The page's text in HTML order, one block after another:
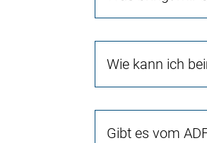
Wie kann ich
Gibt es vom